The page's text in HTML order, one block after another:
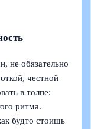
не обязательно
честной
в толпе:
ритма.
будто стоишь